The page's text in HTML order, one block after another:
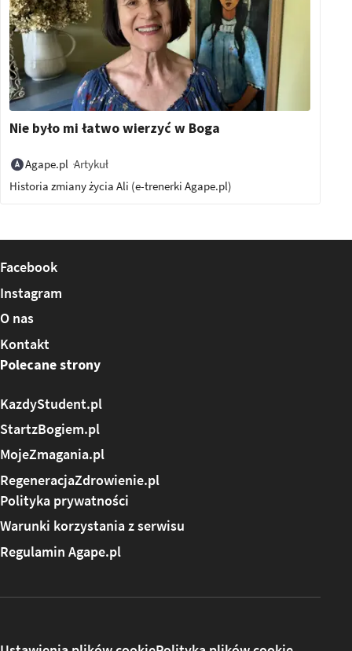
Nie było mi łatwo wierzyć w Boga
Agape.pl Artykuł
Historia zmiany życia Ali (e-trenerki Agape.pl)
Facebook
Instagram
O nas
Kontakt
Polecane strony
KazdyStudent.pl
StartzBogiem.pl
MojeZmagania.pl
RegeneracjaZdrowienie.pl
Polityka prywatności
Warunki korzystania z serwisu
Regulamin Agape.pl